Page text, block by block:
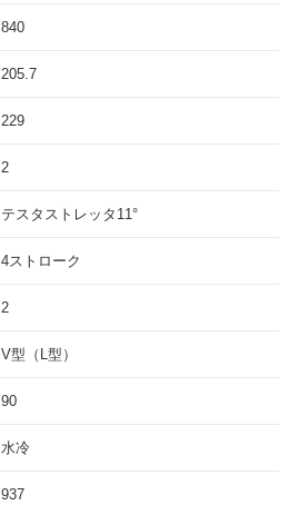
840
205.7
229
2
テスタストレッタ11°
4ストローク
2
V型（L型）
90
水冷
937